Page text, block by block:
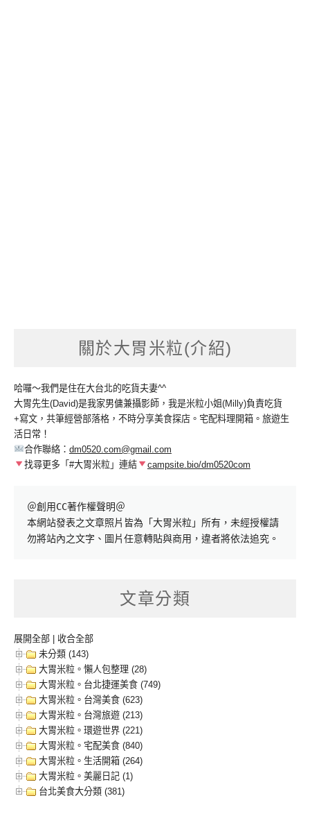
關於大胃米粒(介紹)
哈囉～我們是住在大台北的吃貨夫妻^^
大胃先生(David)是我家男傭兼攝影師，我是米粒小姐(Milly)負責吃貨
+寫文，共筆經營部落格，不時分享美食探店。宅配料理開箱。旅遊生
活日常！
合作聯絡： dm0520.com@gmail.com
找尋更多「#大胃米粒」連結
campsite.bio/dm0520com
＠創用CC著作權聲明＠
本網站發表之文章照片皆為「大胃米粒」所有，未經授權請
勿將站內之文字、圖片任意轉貼與商用，違者將依法追究。
文章分類
展開全部 | 收合全部
未分類 (143)
大胃米粒。懶人包整理 (28)
大胃米粒。台北捷運美食 (749)
大胃米粒。台灣美食 (623)
大胃米粒。台灣旅遊 (213)
大胃米粒。環遊世界 (221)
大胃米粒。宅配美食 (840)
大胃米粒。生活開箱 (264)
大胃米粒。美麗日記 (1)
台北美食大分類 (381)